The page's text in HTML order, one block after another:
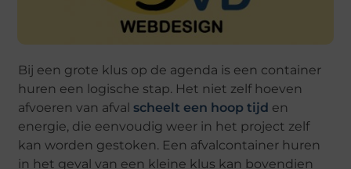
Bij een grote klus op de agenda is een container
huren een logische stap. Het niet zelf hoeven
afvoeren van afval scheelt een hoop tijd en
energie, die eenvoudig weer in het project zelf
kan worden gestoken. Een afvalcontainer huren
in het geval van een kleine klus kan bovendien